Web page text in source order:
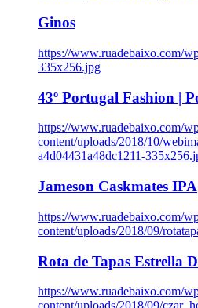
Ginos
https://www.ruadebaixo.com/
335x256.jpg
43º Portugal Fashion |
https://www.ruadebaixo.com/
content/uploads/2018/10/
a4d04431a48dc1211-
Jameson Caskmates IPA
https://www.ruadebaixo.com/
content/uploads/2018/09/
Rota de Tapas Estrella
https://www.ruadebaixo.com/